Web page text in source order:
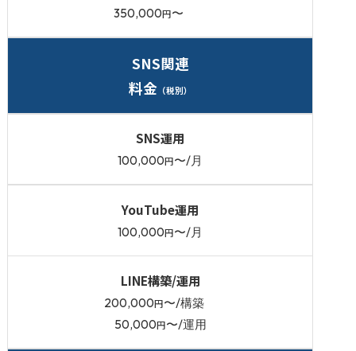
350,000円〜
SNS関連
料金 （税別）
SNS運用
100,000円〜/月
YouTube運用
100,000円〜/月
LINE構築/運用
200,000円〜/構築
50,000円〜/運用